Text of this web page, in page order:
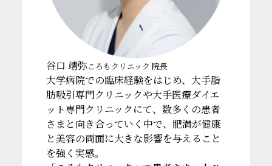
谷口 靖弥ころもクリニック 院長
大学病院での臨床経験をはじめ、大手脂
肪吸引専門クリニックや大手医療ダイエ
ット専門クリニックにて、数多くの患者
さまと向き合っていく中で、肥満が健康
と美容の両面に大きな影響を与えること
を強く実感。